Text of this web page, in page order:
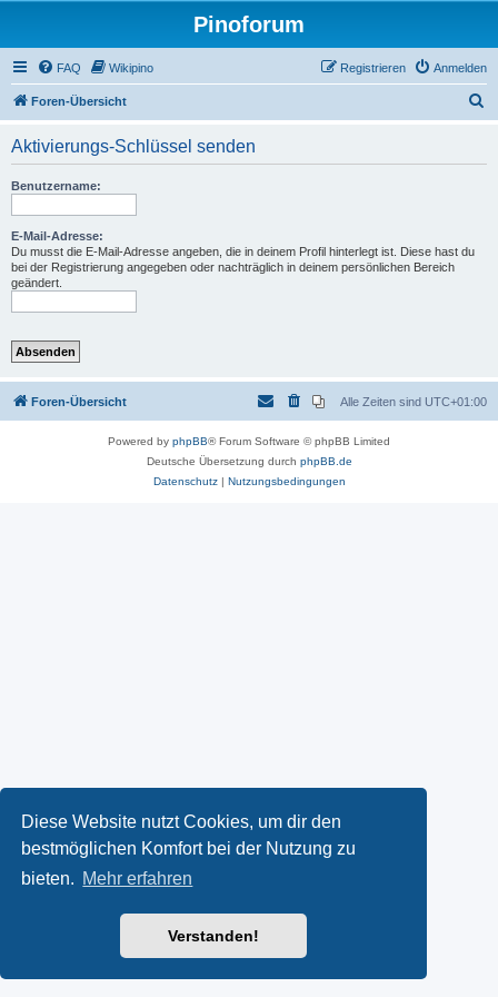
Diese Website nutzt Cookies, um dir den
bestmöglichen Komfort bei der Nutzung zu
bieten. Mehr erfahren
Verstanden!
Pinoforum
FAQ Wikipino Anmelden
Registrieren
Foren-Übersicht
Aktivierungs-Schlüssel senden
Benutzername:
E-Mail-Adresse:
Du musst die E-Mail-Adresse angeben, die in deinem Profil hinterlegt ist. Diese hast du
bei der Registrierung angegeben oder nachträglich in deinem persönlichen Bereich
geändert.
Foren-Übersicht Alle Zeiten sind UTC+01:00
Powered by phpBB® Forum Software © phpBB Limited
Deutsche Übersetzung durch phpBB.de
Datenschutz| Nutzungsbedingungen